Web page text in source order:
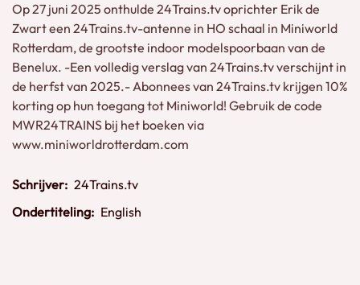
Op 27 juni 2025 onthulde 24Trains.tv oprichter Erik de
Zwart een 24Trains.tv-antenne in HO schaal in Miniworld
Rotterdam, de grootste indoor modelspoorbaan van de
Benelux. -Een volledig verslag van 24Trains.tv verschijnt in
de herfst van 2025.- Abonnees van 24Trains.tv krijgen 10%
korting op hun toegang tot Miniworld! Gebruik de code
MWR24TRAINS bij het boeken via
www.miniworldrotterdam.com
Schrijver: 24Trains.tv
Ondertiteling: English